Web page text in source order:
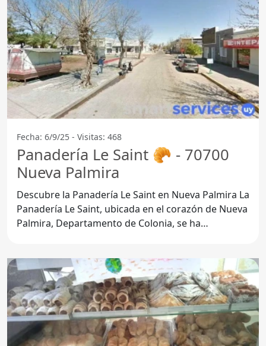
Fecha: 6/9/25 - Visitas: 468
Panadería Le Saint 🥐 - 70700
Nueva Palmira
Descubre la Panadería Le Saint en Nueva Palmira La
Panadería Le Saint, ubicada en el corazón de Nueva
Palmira, Departamento de Colonia, se ha